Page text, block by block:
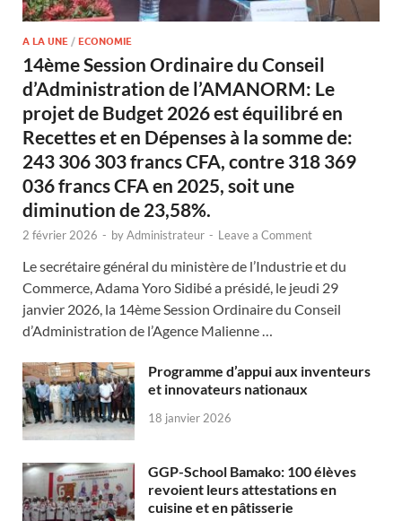
A LA UNE / ECONOMIE
14ème Session Ordinaire du Conseil
d’Administration de l’AMANORM: Le
projet de Budget 2026 est équilibré en
Recettes et en Dépenses à la somme de:
243 306 303 francs CFA, contre 318 369
036 francs CFA en 2025, soit une
diminution de 23,58%.
2 février 2026 - byAdministrateur - Leave a Comment
Le secrétaire général du ministère de l’Industrie et du
Commerce, Adama Yoro Sidibé a présidé, le jeudi 29
janvier 2026, la 14ème Session Ordinaire du Conseil
d’Administration de l’Agence Malienne …
Programme d’appui aux inventeurs
et innovateurs nationaux
18 janvier 2026
GGP-School Bamako: 100 élèves
revoient leurs attestations en
cuisine et en pâtisserie